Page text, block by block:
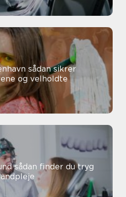
sikrer
og velholdte
tryg